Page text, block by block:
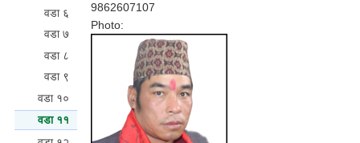
वडा ६
वडा ७
वडा ८
वडा ९
वडा १०
वडा ११ (active tab)
9862607107
Photo: